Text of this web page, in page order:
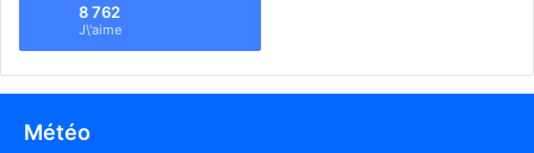
8 762
J\'aime
Météo